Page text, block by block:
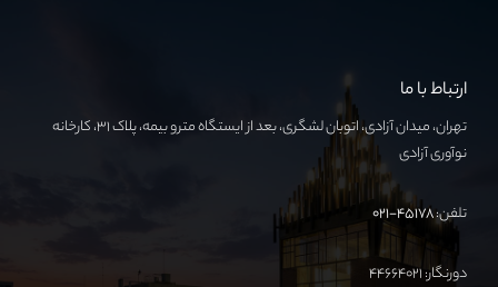
ارتباط با ما
تهران، میدان آزادی، اتوبان لشگری، بعد از ایستگاه مترو بیمه، پلاک ۳۱، کارخانه
نوآوری آزادی
تلفن:۴۵۱۷۸-۰۲۱
دورنگار: ۴۴۶۶۴۰۲۱